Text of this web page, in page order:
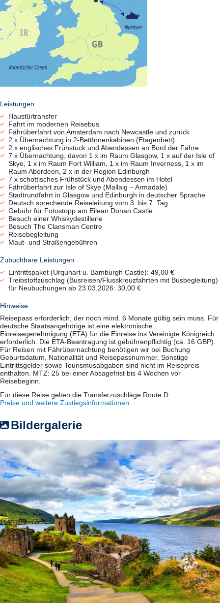
Leistungen
Haustürtransfer
Fahrt im modernen Reisebus
Fährüberfahrt von Amsterdam nach Newcastle und zurück
2 x Übernachtung in 2-BettInnenkabinen (Etagenbett)
2 x englisches Frühstück und Abendessen an Bord der Fähre
7 x Übernachtung, davon 1 x im Raum Glasgow, 1 x auf der Isle of
Skye, 1 x im Raum Fort William, 1 x im Raum Inverness, 1 x im
Raum Aberdeen, 2 x in der Region Edinburgh
7 x schottisches Frühstück und Abendessen im Hotel
Fährüberfahrt zur Isle of Skye (Mallaig – Armadale)
Stadtrundfahrt in Glasgow und Edinburgh in deutscher Sprache
Deutsch sprechende Reiseleitung vom 3. bis 7. Tag
Gebühr für Fotostopp am Eilean Donan Castle
Besuch einer Whiskydestillerie
Besuch The Clansman Centre
Reisebegleitung
Maut- und Straßengebühren
Zubuchbare Leistungen
Eintrittspaket (Urquhart u. Bamburgh Castle): 49,00 €
Treibstoffzuschlag (Busreisen/Flusskreuzfahrten mit Busbegleitung)
für Neubuchungen ab 23.03.2026: 30,00 €
Hinweise
Reisepass erforderlich, der noch mind. 6 Monate gültig sein muss. Für
deutsche Staatsangehörige ist eine elektronische
Einreisegenehmigung (ETA) für die Einreise ins Vereinigte Königreich
erforderlich. Die ETA-Beantragung ist gebührenpflichtig (ca. 16 GBP).
Für Reisen mit Fährübernachtung benötigen wir bei Buchung
Geburtsdatum, Nationalität und Reisepassnummer. Sonstige
Eintrittsgelder sowie Tourismusabgaben sind nicht im Reisepreis
enthalten. MTZ: 25 bei einer Absagefrist bis 4 Wochen vor
Reisebeginn.
Für diese Reise gelten die Transferzuschläge Route D
Preise und weitere Zustiegsinformationen
Bildergalerie